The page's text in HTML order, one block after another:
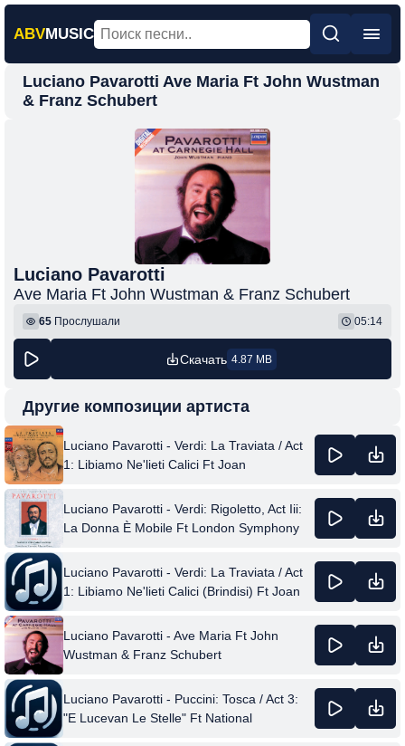
ABVMUSIC
Главная
Фонк
Luciano Pavarotti Ave Maria Ft John Wustman
& Franz Schubert
Luciano Pavarotti
Ave Maria Ft John Wustman & Franz Schubert
65 Прослушали 05:14
Скачать 4.87 MB
Другие композиции артиста
Luciano Pavarotti - Verdi: La Traviata / Act
1: Libiamo Ne'lieti Calici Ft Joan
National Philharmonic Orchestra
Luciano Pavarotti - Verdi: Rigoletto, Act Iii:
La Donna È Mobile Ft London Symphony
Verdi
Luciano Pavarotti - Verdi: La Traviata / Act
1: Libiamo Ne'lieti Calici (Brindisi) Ft Joan
National Philharmonic Orchestra
Luciano Pavarotti - Ave Maria Ft John
Wustman & Franz Schubert
Luciano Pavarotti - Puccini: Tosca / Act 3:
"E Lucevan Le Stelle" Ft National